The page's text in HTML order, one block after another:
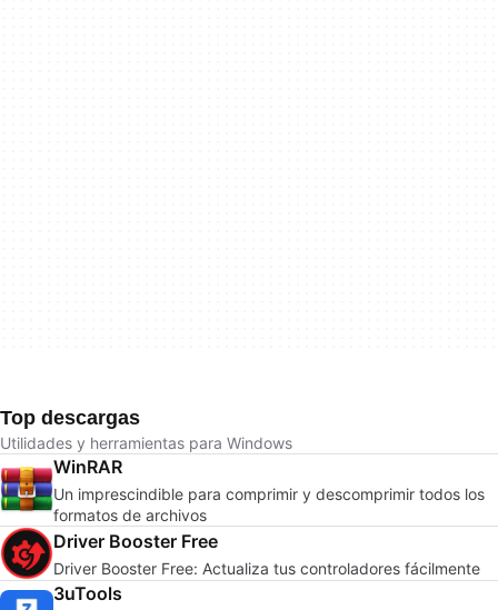
Top descargas
Utilidades y herramientas para Windows
WinRAR
Un imprescindible para comprimir y descomprimir todos los
formatos de archivos
Driver Booster Free
Driver Booster Free: Actualiza tus controladores fácilmente
3uTools